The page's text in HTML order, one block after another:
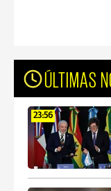
ÚLTIMAS
23:56